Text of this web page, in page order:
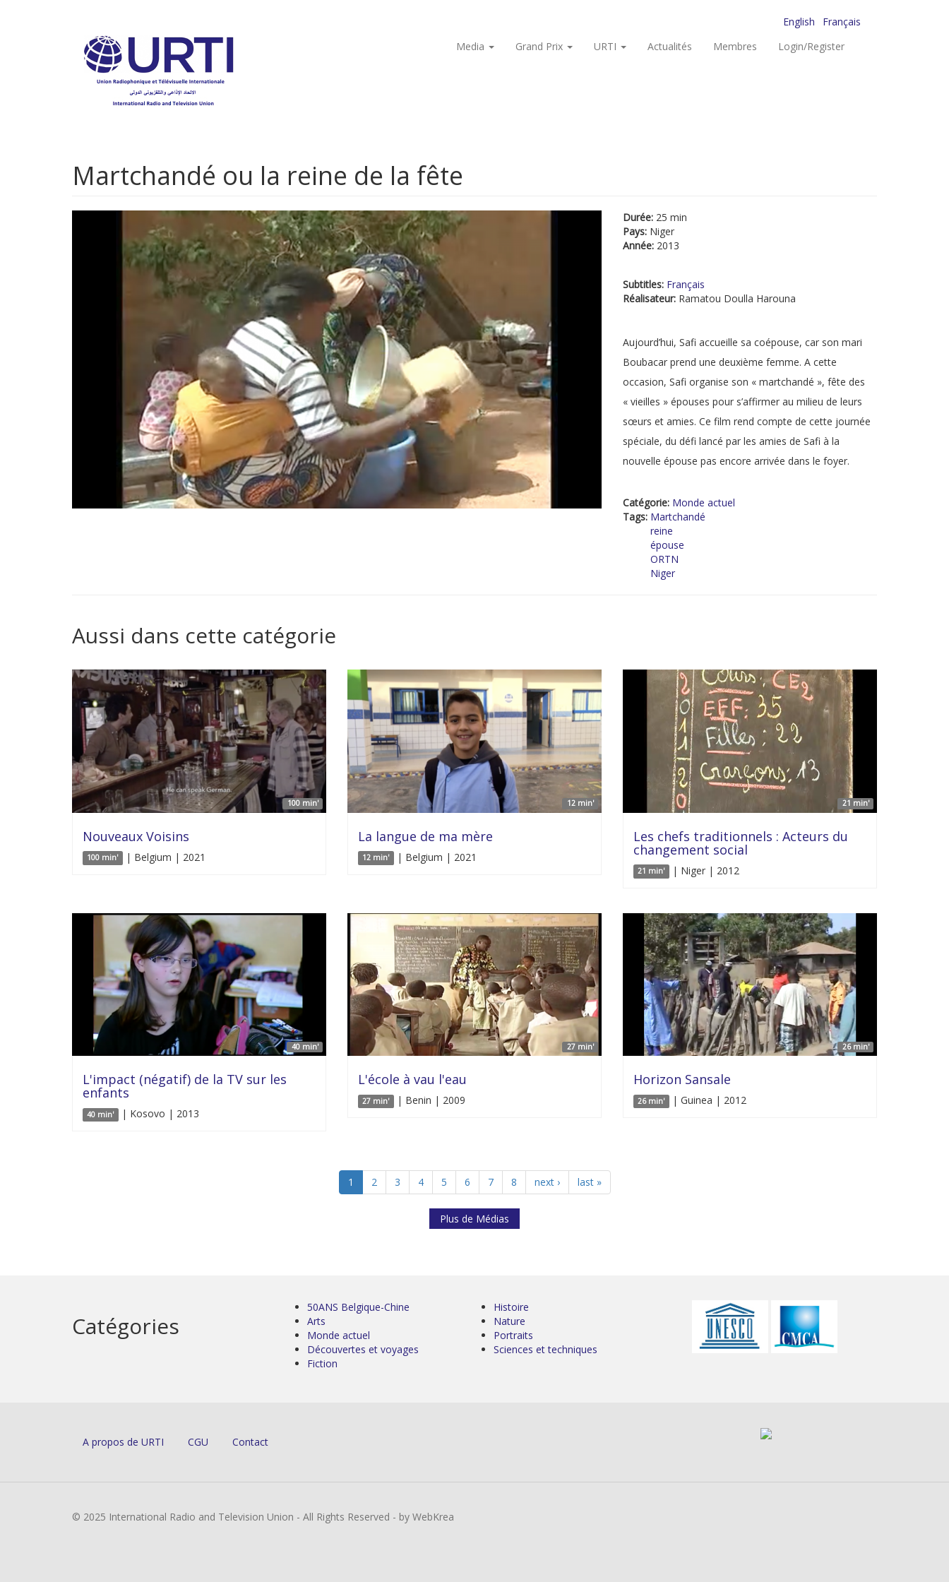
English
Français
Media
Grand Prix URTI Actualités Membres Login/Register
Martchandé ou la reine de la fête
Durée: 25 min
Pays: Niger
Année: 2013
Subtitles: Français
Réalisateur: Ramatou Doulla Harouna
Aujourd’hui, Safi accueille sa coépouse, car son mari
Boubacar prend une deuxième femme. A cette
occasion, Safi organise son « martchandé », fête des
« vieilles » épouses pour s’affirmer au milieu de leurs
sœurs et amies. Ce film rend compte de cette journée
spéciale, du défi lancé par les amies de Safi à la
nouvelle épouse pas encore arrivée dans le foyer.
Catégorie: Monde actuel
Tags: Martchandé
reine
épouse
ORTN
Niger
Aussi dans cette catégorie
100 min'
Nouveaux Voisins
100 min' | Belgium | 2021
12 min'
La langue de ma mère
12 min' | Belgium | 2021
21 min'
Les chefs traditionnels : Acteurs du
changement social
21 min' | Niger | 2012
40 min'
L'impact (négatif) de la TV sur les
enfants
40 min' | Kosovo | 2013
27 min'
L'école à vau l'eau
27 min' | Benin | 2009
26 min'
Horizon Sansale
26 min' | Guinea | 2012
1 2 3 4 5 6 7 8 next › last »
Plus de Médias
Catégories
50ANS Belgique-Chine
Arts
Monde actuel
Découvertes et voyages
Fiction
Histoire
Nature
Portraits
Sciences et techniques
A propos de URTI CGU Contact
© 2025 International Radio and Television Union - All Rights Reserved - by WebKrea